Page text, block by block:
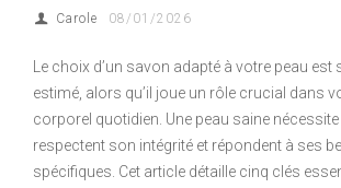
Carole 08/01/2026
Le choix d’un savon adapté à votre peau
estimé, alors qu’il joue un rôle crucial dans
corporel quotidien. Une peau saine
respectent son intégrité et répondent à ses
spécifiques. Cet article détaille cinq clés